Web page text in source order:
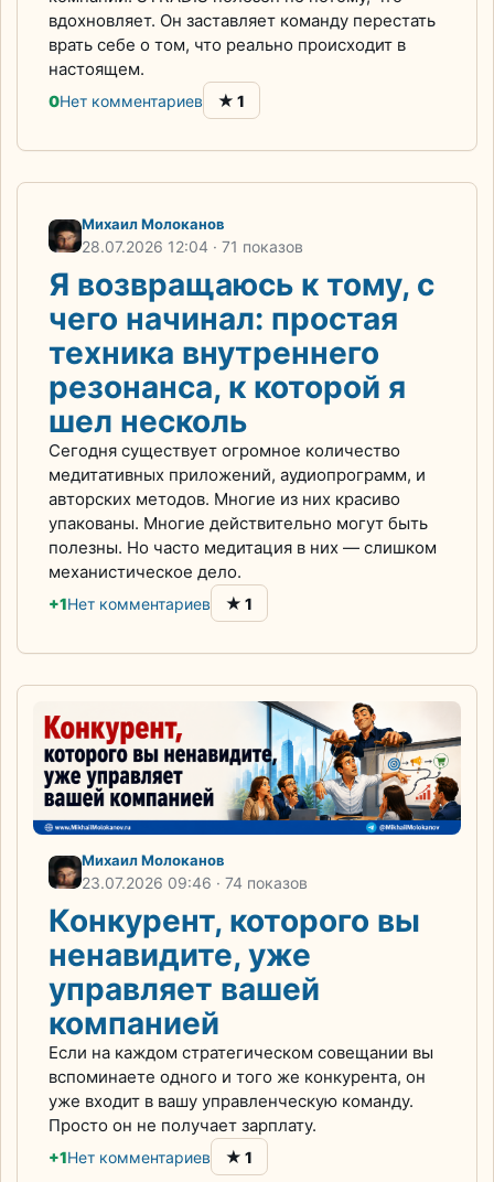
вдохновляет. Он заставляет команду перестать
врать себе о том, что реально происходит в
настоящем.
0Нет комментариев ★ 1
Михаил Молоканов
28.07.2026 12:04 · 71 показов
Я возвращаюсь к тому, с
чего начинал: простая
техника внутреннего
резонанса, к которой я
шел несколь
Сегодня существует огромное количество
медитативных приложений, аудиопрограмм, и
авторских методов. Многие из них красиво
упакованы. Многие действительно могут быть
полезны. Но часто медитация в них — слишком
механистическое дело.
+1Нет комментариев ★ 1
Михаил Молоканов
23.07.2026 09:46 · 74 показов
Конкурент, которого вы
ненавидите, уже
управляет вашей
компанией
Если на каждом стратегическом совещании вы
вспоминаете одного и того же конкурента, он
уже входит в вашу управленческую команду.
Просто он не получает зарплату.
+1Нет комментариев ★ 1